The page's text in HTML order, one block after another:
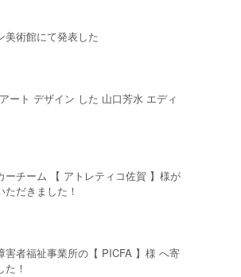
美術館にて発表した
ート デザイン した 山口芳水 エディ
ーチーム 【 アトレティコ佐賀 】様が
ただきました！
害者福祉事業所の【 PICFA 】様 へ寄
！